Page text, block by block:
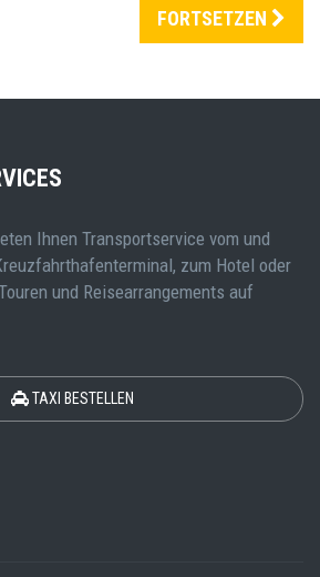
FORTSETZEN
Ihnen Transportservice vom und
zum Hotel oder
und Reisearrangements auf
TAXI BESTELLEN